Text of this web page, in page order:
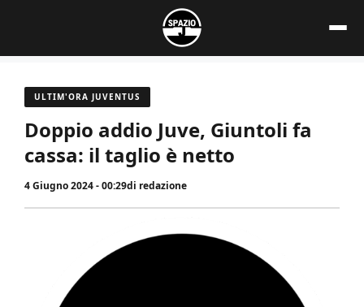
contenuto
ULTIM'ORA JUVENTUS
Doppio addio Juve, Giuntoli fa
cassa: il taglio è netto
4 Giugno 2024 - 00:29di redazione